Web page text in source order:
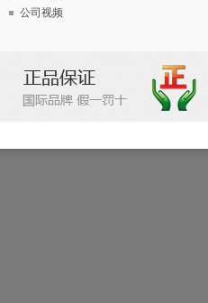
公司视频